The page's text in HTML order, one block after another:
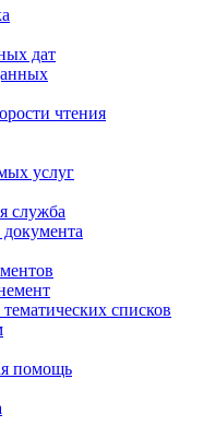
дат
чтения
услуг
служба
списков
помощь